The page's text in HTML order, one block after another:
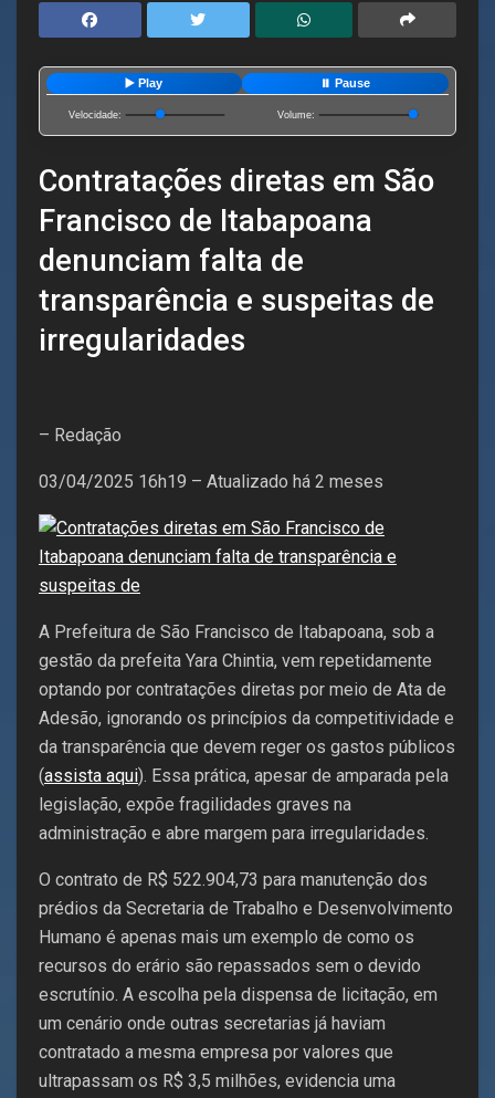
▶️ Play ⏸️ Pause
Velocidade: Volume:
Contratações diretas em São
Francisco de Itabapoana
denunciam falta de
transparência e suspeitas de
irregularidades
– Redação
03/04/2025 16h19 – Atualizado há 2 meses
A Prefeitura de São Francisco de Itabapoana, sob a
gestão da prefeita Yara Chintia, vem repetidamente
optando por contratações diretas por meio de Ata de
Adesão, ignorando os princípios da competitividade e
da transparência que devem reger os gastos públicos
(assista aqui). Essa prática, apesar de amparada pela
legislação, expõe fragilidades graves na
administração e abre margem para irregularidades.
O contrato de R$ 522.904,73 para manutenção dos
prédios da Secretaria de Trabalho e Desenvolvimento
Humano é apenas mais um exemplo de como os
recursos do erário são repassados sem o devido
escrutínio. A escolha pela dispensa de licitação, em
um cenário onde outras secretarias já haviam
contratado a mesma empresa por valores que
ultrapassam os R$ 3,5 milhões, evidencia uma